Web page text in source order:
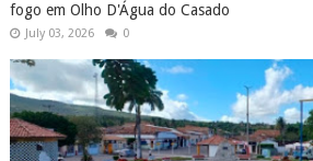
fogo em Olho D'Água do Casado
July 03, 2026 0